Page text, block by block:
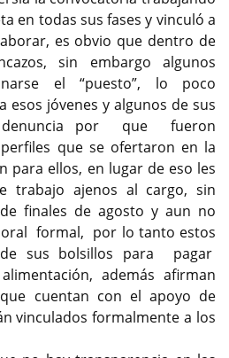
en todas sus fases y vinculó a
es obvio que dentro de
sin embargo algunos
el “puesto”, lo poco
esos jóvenes y algunos de sus
por que fueron
que se ofertaron en la
para ellos, en lugar de eso les
trabajo ajenos al cargo, sin
finales de agosto y aun no
formal, por lo tanto estos
sus bolsillos para pagar
además afirman
cuentan con el apoyo de
vinculados formalmente a los